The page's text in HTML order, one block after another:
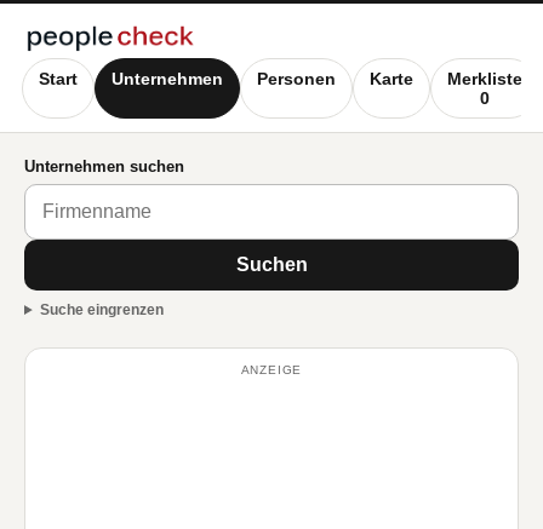
Start Unternehmen Personen Karte
Merkliste
0
Unternehmen suchen
Suchen
Suche eingrenzen
ANZEIGE